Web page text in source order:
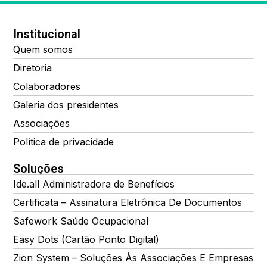
Institucional
Quem somos
Diretoria
Colaboradores
Galeria dos presidentes
Associações
Política de privacidade
Soluções
Ide.all Administradora de Benefícios
Certificata – Assinatura Eletrônica De Documentos
Safework Saúde Ocupacional
Easy Dots (Cartão Ponto Digital)
Zion System – Soluções Às Associações E Empresas